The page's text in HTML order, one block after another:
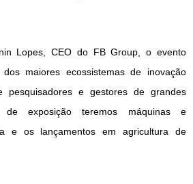
Lopes, CEO do FB Group, o evento
maiores ecossistemas de inovação
e gestores de grandes
de exposição teremos máquinas e
e os lançamentos em agricultura de